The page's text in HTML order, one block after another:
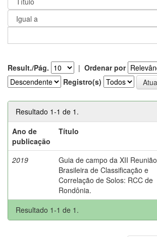
Result./Pág. | Ordenar por
Registro(s)
Resultado 1-1 de 1.
Ano de
publicação
Título
2019
Guia de campo da XII Reunião
Brasileira de Classificação e
Correlação de Solos: RCC de
Rondônia.
Resultado 1-1 de 1.